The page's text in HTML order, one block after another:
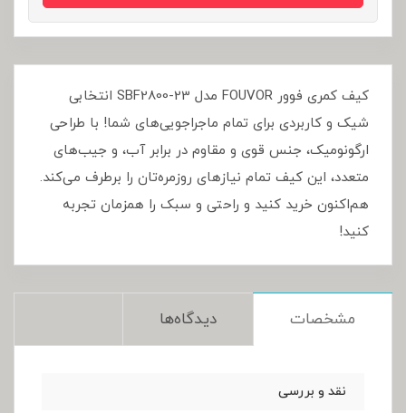
کیف کمری فوور FOUVOR مدل SBF2800-23 انتخابی
شیک و کاربردی برای تمام ماجراجویی‌های شما! با طراحی
ارگونومیک، جنس قوی و مقاوم در برابر آب، و جیب‌های
متعدد، این کیف تمام نیازهای روزمره‌تان را برطرف می‌کند.
هم‌اکنون خرید کنید و راحتی و سبک را همزمان تجربه
کنید!
مشخصات دیدگاه‌ها
نقد و بررسی